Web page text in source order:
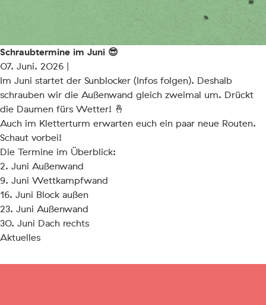
Schraubtermine im Juni 😎
07. Juni. 2026 |
Im Juni startet der Sunblocker (Infos folgen). Deshalb
schrauben wir die Außenwand gleich zweimal um. Drückt
die Daumen fürs Wetter! 🤞
Auch im Kletterturm erwarten euch ein paar neue Routen.
Schaut vorbei!
Die Termine im Überblick:
2. Juni Außenwand
9. Juni Wettkampfwand
16. Juni Block außen
23. Juni Außenwand
30. Juni Dach rechts
Aktuelles